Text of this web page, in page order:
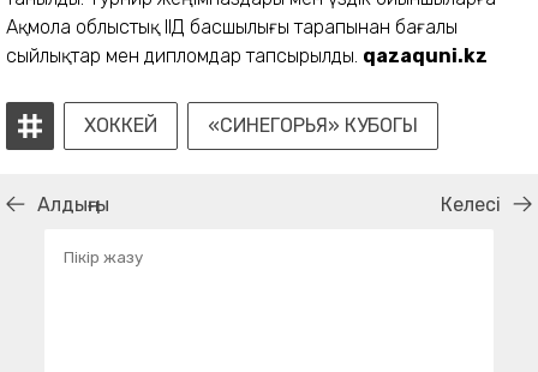
Ақмола облыстық ІІД басшылығы тарапынан бағалы
сыйлықтар мен дипломдар тапсырылды. qazaquni.kz
ХОККЕЙ «СИНЕГОРЬЯ» КУБОГЫ
Алдыңғы Келесі